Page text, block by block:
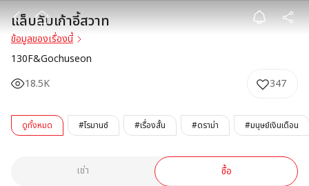
แล็บลับเก้าอี้สวา
แล็บลับเก้าอี้สวาท
ข้อมูลของเรื่องนี้
130F&Gochuseon
18.5K
347
ดูทั้งหมด #โรมานซ์ #เรื่องสั้น #ดราม่า #มนุษย์เงินเดือน
เช่า ซื้อ